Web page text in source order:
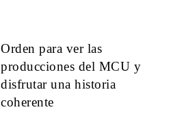
Orden para ver las
producciones del MCU y
disfrutar una historia
coherente